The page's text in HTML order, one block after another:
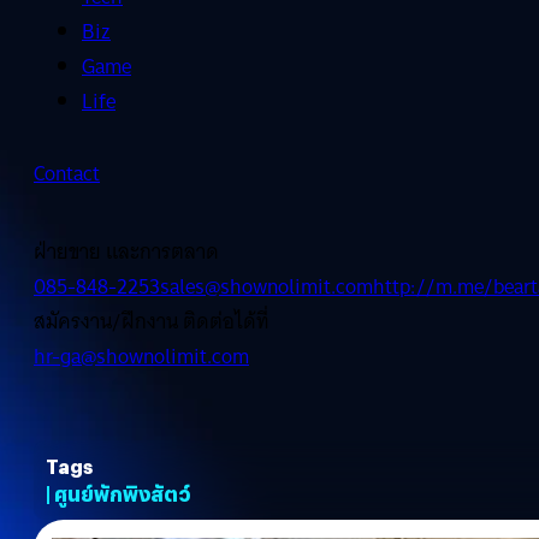
Biz
Game
Life
Contact
ฝ่ายขาย และการตลาด
085-848-2253sales@shownolimit.comhttp://m.me/
สมัครงาน/ฝึกงาน ติดต่อได้ที่
hr-ga@shownolimit.com
Tags
| ศูนย์พักพิงสัตว์